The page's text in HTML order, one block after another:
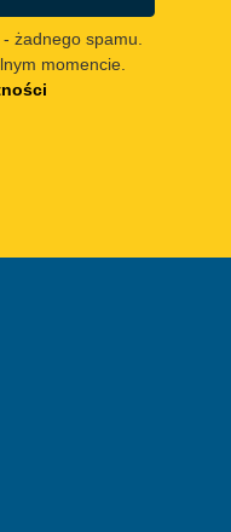
żadnego spamu.
momencie.